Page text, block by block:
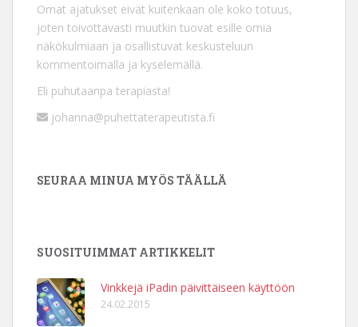
Omat ajatukset eivät kuitenkaan ole koko totuus,
joten toivottavasti muutkin tuovat esille omia
näkökulmiaan ja osallistuvat keskusteluun
kommentoimalla ja kyselemällä.
Eli puhutaanpa terapiasta!
johanna@puhettaterapeutista.fi
SEURAA MINUA MYÖS TÄÄLLÄ
SUOSITUIMMAT ARTIKKELIT
Vinkkejä iPadin päivittäiseen käyttöön
24.02.2015